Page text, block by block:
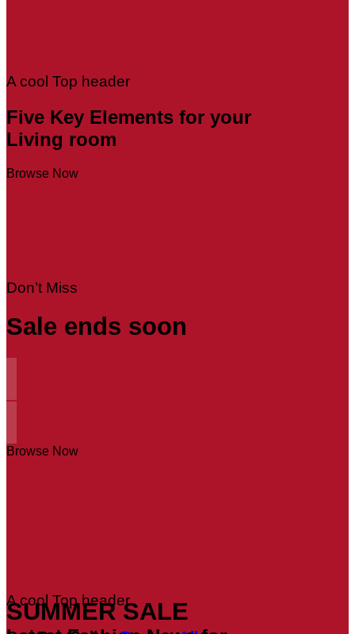
A cool Top header
Five Key Elements for your
Living room
Browse Now
A cool Top header
Don’t Miss
Sale ends soon
Browse Now
SUMMER SALE